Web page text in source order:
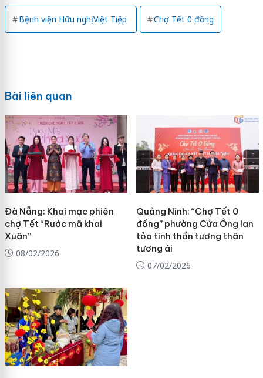
Bệnh viện Hữu nghị Việt Tiệp Chợ Tết 0 đồng
Bài liên quan
Đà Nẵng: Khai mạc phiên
chợ Tết “Rước mã khai
Xuân”
08/02/2026
Quảng Ninh: “Chợ Tết 0
đồng” phường Cửa Ông lan
tỏa tinh thần tương thân
tương ái
07/02/2026